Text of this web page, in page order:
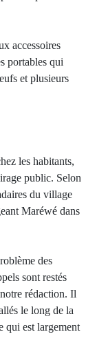
accessoires
portables qui
et plusieurs
les habitants,
public. Selon
du village
Maréwé dans
des
sont restés
rédaction. Il
le long de la
qui est largement